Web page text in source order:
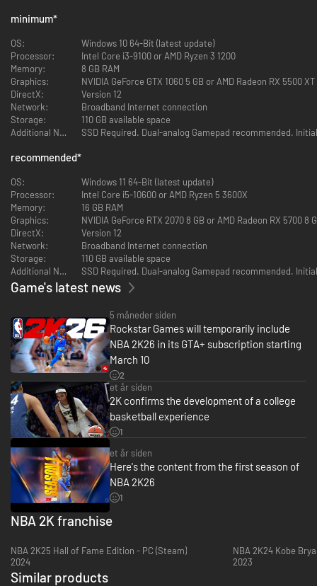
tilstande. Overbevis dem om, at du fortjener kronen!
DREVET AF ProPLAY
Dominer enhver boldbesiddelse med fordybende teknologi, der gør NBA-
optagelser til realistisk gameplay. Lev dig mere ind i hver eneste dribling
og crossover med de fornyede size-ups, og oplev hurtige, dynamiske
bevægelser med de helt nye ProPLAY-funktioner.
TEAM OP I BYEN
Skab en enestående MyPLAYER, og stig i de kompetitive rang for at nå
med vennerne i en imponerende og strømlinet by, opnå anerkendelse og
få et bedre omdømme, mens du kæmper mod rivaliserende hold for
herredømmet i parken.
FOREN STJERNERNE I MyTEAM
Du kan indsamle og konkurrere med legender fra både fortiden og
nutiden i MyTEAM. Sammensæt et stjernespækket lineup, test dit
drømmehold i de nye singleplayer- og multiplayertilstande, og få fingrene
DIT HOLD, DIN HISTORIE
Led en NBA-franchise som manager i MyNBA. Vælg mellem 30 hold, oplev
30 unikke MyGM-historier med inspiration fra virkeligheden, og gå efter
det ultimative mål: at vinde et mesterskab. Du har indflydelse på
sportens fremtid og kan sætte et uudsletteligt præg på ligaen.
*Indløsning og brug af bonusindholdet kræver en internetforbindelse og
NBA 2K-konto. Vilkår gælder.
Play Now, MyNBA og The W er tilgængelige offline. Alle andre spiltilstande
og funktioner kræver internetforbindelse og kan kræve
onlinekontoregistrering (varierer, 13+).
minimum*
OS:
Windows 10 64-Bit (latest update)
Processor:
Intel Core i3-9100 or AMD Ryzen 3 1200
Memory:
8 GB RAM
Graphics:
NVIDIA GeForce GTX 1060 5 GB or AMD Radeon RX 5500
DirectX:
Version 12
Network:
Broadband Internet connection
Storage:
110 GB available space
Additional Notes:
SSD Required. Dual-analog Gamepad recommended.
recommended*
OS:
Windows 11 64-Bit (latest update)
Processor:
Intel Core i5-10600 or AMD Ryzen 5 3600X
Memory:
16 GB RAM
Graphics:
NVIDIA GeForce RTX 2070 8 GB or AMD Radeon RX 5700 8
DirectX:
Version 12
Network:
Broadband Internet connection
Storage:
110 GB available space
Additional Notes:
SSD Required. Dual-analog Gamepad recommended.
Game's latest news
5 måneder siden
Rockstar Games will temporarily include
NBA 2K26 in its GTA+ subscription starting
March 10
2
et år siden
2K confirms the development of a college
basketball experience
1
et år siden
Here's the content from the first season of
NBA 2K26
1
NBA 2K franchise
NBA 2K25 Hall of Fame Edition - PC (Steam)
2024
NBA 2K24 Kobe
2023
Similar products